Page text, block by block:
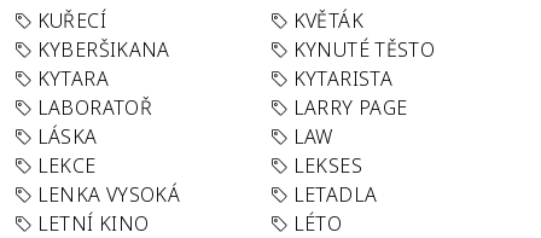
KUŘECÍ
KVĚTÁK
KYBERŠIKANA
KYNUTÉ TĚSTO
KYTARA
KYTARISTA
LABORATOŘ
LARRY PAGE
LÁSKA
LAW
LEKCE
LEKSES
LENKA VYSOKÁ
LETADLA
LETNÍ KINO
LÉTO